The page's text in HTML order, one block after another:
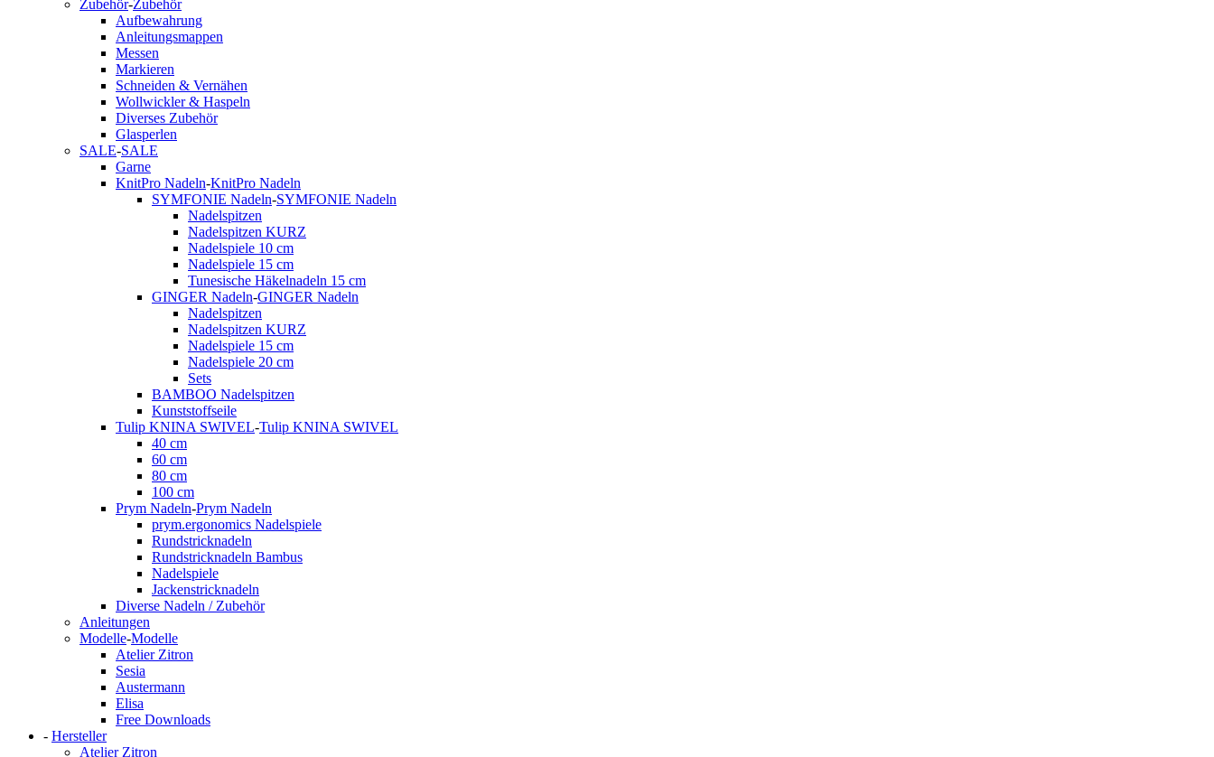
Zubehör-Zubehör
Aufbewahrung
Anleitungsmappen
Messen
Markieren
Schneiden & Vernähen
Wollwickler & Haspeln
Diverses Zubehör
Glasperlen
SALE-SALE
Garne
KnitPro Nadeln-KnitPro Nadeln
SYMFONIE Nadeln-SYMFONIE Nadeln
Nadelspitzen
Nadelspitzen KURZ
Nadelspiele 10 cm
Nadelspiele 15 cm
Tunesische Häkelnadeln 15 cm
GINGER Nadeln-GINGER Nadeln
Nadelspitzen
Nadelspitzen KURZ
Nadelspiele 15 cm
Nadelspiele 20 cm
Sets
BAMBOO Nadelspitzen
Kunststoffseile
Tulip KNINA SWIVEL-Tulip KNINA SWIVEL
40 cm
60 cm
80 cm
100 cm
Prym Nadeln-Prym Nadeln
prym.ergonomics Nadelspiele
Rundstricknadeln
Rundstricknadeln Bambus
Nadelspiele
Jackenstricknadeln
Diverse Nadeln / Zubehör
Anleitungen
Modelle-Modelle
Atelier Zitron
Sesia
Austermann
Elisa
Free Downloads
- Hersteller
Atelier Zitron